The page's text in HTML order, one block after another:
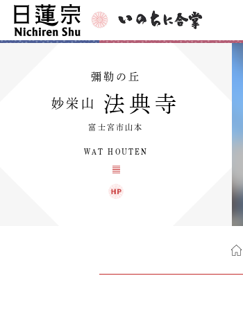
彌勒の丘
妙栄山 法典寺
富士宮市山本
WAT HOUTEN